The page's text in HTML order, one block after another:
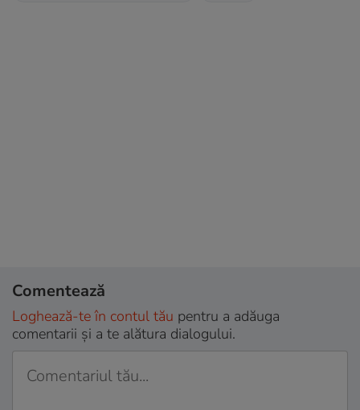
Comentează
Loghează-te în contul tău pentru a adăuga
comentarii și a te alătura dialogului.